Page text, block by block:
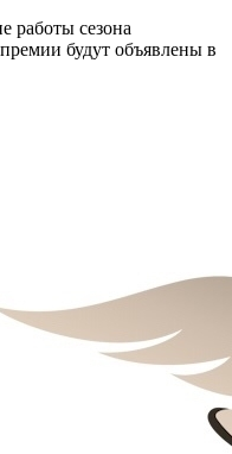
работы сезона
будут объявлены в